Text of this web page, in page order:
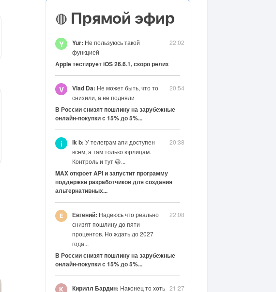
🔴 Прямой эфир
22:02
Y Yur: Не пользуюсь такой
функцией
Apple тестирует iOS 26.6.1, скоро релиз
20:54
V Vlad Da: Не может быть, что то
снизили, а не подняли
В России снизят пошлину на зарубежные
онлайн-покупки с 15% до 5%...
20:38
i ik b: У телеграм апи доступен
всем, а там только юрлицам.
Контроль и тут 😀...
MAX откроет API и запустит программу
поддержки разработчиков для создания
альтернативных...
22:08
Евгений: Надеюсь что реально
снизят пошлину до пяти
процентов. Но ждать до 2027
года...
В России снизят пошлину на зарубежные
онлайн-покупки с 15% до 5%...
21:27
Кирилл Бардин: Наконец то хоть